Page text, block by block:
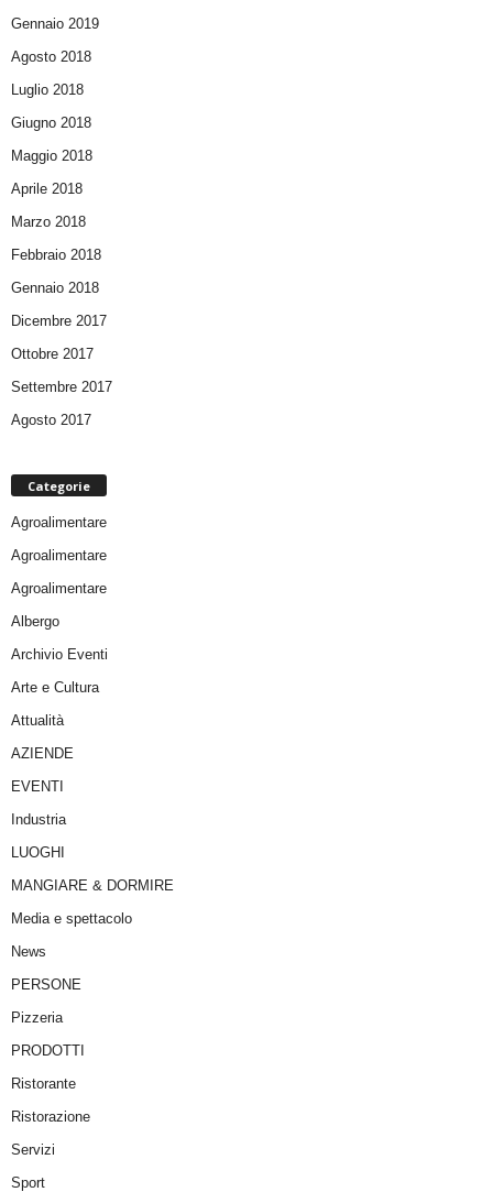
Gennaio 2019
Agosto 2018
Luglio 2018
Giugno 2018
Maggio 2018
Aprile 2018
Marzo 2018
Febbraio 2018
Gennaio 2018
Dicembre 2017
Ottobre 2017
Settembre 2017
Agosto 2017
Categorie
Agroalimentare
Agroalimentare
Agroalimentare
Albergo
Archivio Eventi
Arte e Cultura
Attualità
AZIENDE
EVENTI
Industria
LUOGHI
MANGIARE & DORMIRE
Media e spettacolo
News
PERSONE
Pizzeria
PRODOTTI
Ristorante
Ristorazione
Servizi
Sport